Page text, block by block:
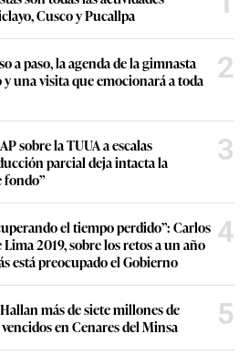
Cusco y Pucallpa
a paso, la agenda de la gimnasta
una visita que emocionará a toda
2
sobre la TUUA a escalas
parcial deja intacta la
fondo”
3
el tiempo perdido”: Carlos
2019, sobre los retos a un año
está preocupado el Gobierno
4
más de siete millones de
en Cenares del Minsa
5